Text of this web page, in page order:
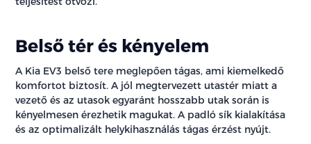
Belső tér és kényelem
A Kia EV3 belső tere meglepően tágas, ami kiemelkedő
komfortot biztosít. A jól megtervezett utastér miatt a
vezető és az utasok egyaránt hosszabb utak során is
kényelmesen érezhetik magukat. A padló sík kialakítása
és az optimalizált helykihasználás tágas érzést nyújt.